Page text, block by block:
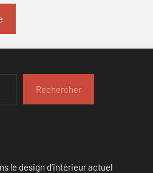
Rechercher
le design d’intérieur actuel